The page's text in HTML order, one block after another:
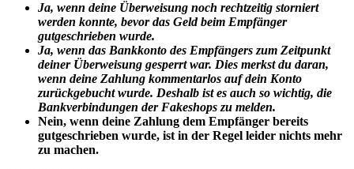
Ja, wenn deine Überweisung noch rechtzeitig storniert
werden konnte, bevor das Geld beim Empfänger
gutgeschrieben wurde.
Ja, wenn das Bankkonto des Empfängers zum Zeitpunkt
deiner Überweisung gesperrt war. Dies merkst du daran,
wenn deine Zahlung kommentarlos auf dein Konto
zurückgebucht wurde. Deshalb ist es auch so wichtig, die
Bankverbindungen der Fakeshops zu melden.
Nein, wenn deine Zahlung dem Empfänger bereits
gutgeschrieben wurde, ist in der Regel leider nichts mehr
zu machen.